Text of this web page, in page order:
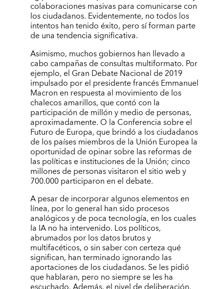
colaboraciones masivas para comunicarse con
los ciudadanos. Evidentemente, no todos los
intentos han tenido éxito, pero sí forman parte
de una tendencia significativa.
Asimismo, muchos gobiernos han llevado a
cabo campañas de consultas multiformato. Por
ejemplo, el Gran Debate Nacional de 2019
impulsado por el presidente francés Emmanuel
Macron en respuesta al movimiento de los
chalecos amarillos, que contó con la
participación de millón y medio de personas,
aproximadamente. O la Conferencia sobre el
Futuro de Europa, que brindó a los ciudadanos
de los países miembros de la Unión Europea la
oportunidad de opinar sobre las reformas de
las políticas e instituciones de la Unión; cinco
millones de personas visitaron el sitio web y
700.000 participaron en el debate.
A pesar de incorporar algunos elementos en
línea, por lo general han sido procesos
analógicos y de poca tecnología, en los cuales
la IA no ha intervenido. Los políticos,
abrumados por los datos brutos y
multifacéticos, o sin saber con certeza qué
significan, han terminado ignorando las
aportaciones de los ciudadanos. Se les pidió
que hablaran, pero no siempre se les ha